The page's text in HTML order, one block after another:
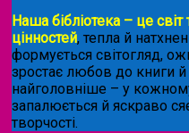
Наша бібліотека – це світ
цінностей, тепла й
формується світогляд,
зростає любов до книги й
найголовніше – у
запалюється й яскраво
творчості.